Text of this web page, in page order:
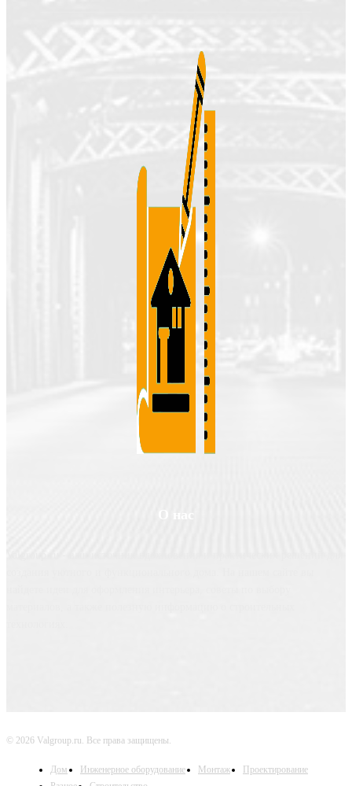
© 2026 Valgroup.ru. Все права защищены.
Дом Инженерное оборудование Монтаж
Проектирование